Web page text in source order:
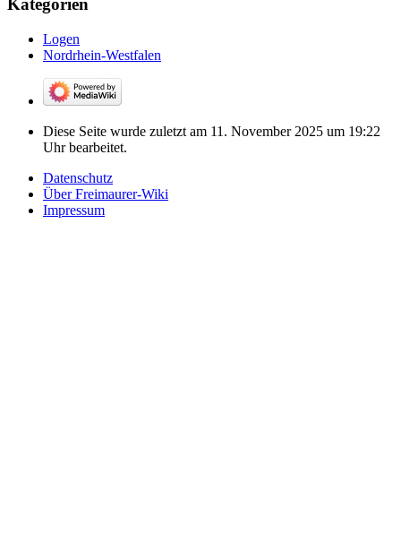
Kategorien
Logen
Nordrhein-Westfalen
Diese Seite wurde zuletzt am 11. November 2025 um 19:22
Uhr bearbeitet.
Datenschutz
Über Freimaurer-Wiki
Impressum